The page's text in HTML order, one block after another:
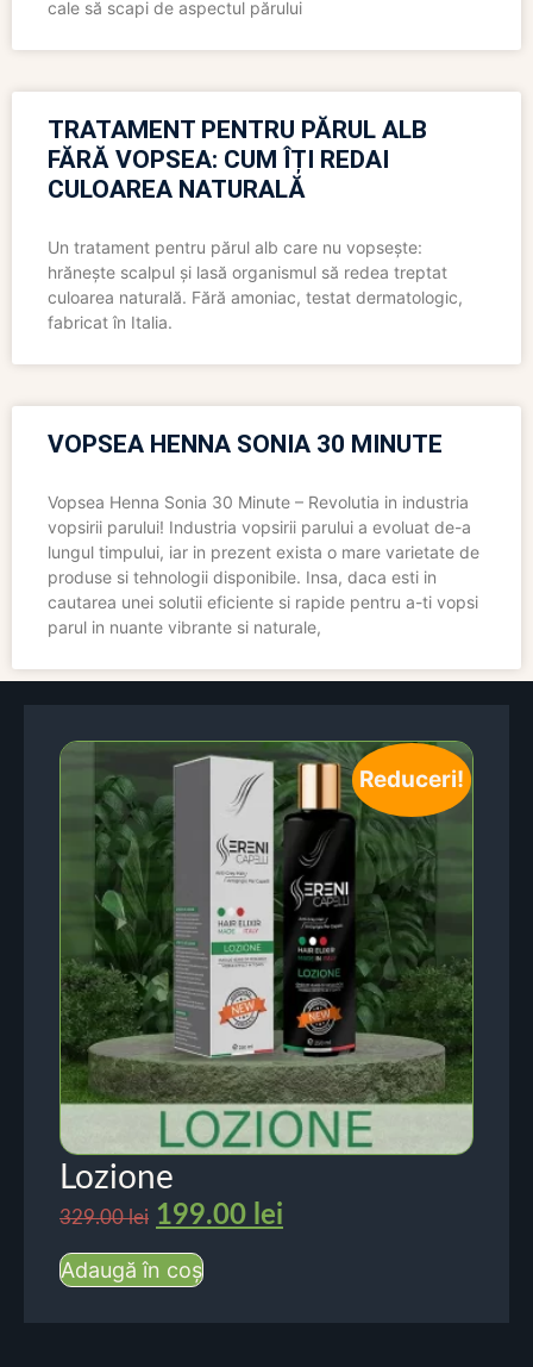
cale să scapi de aspectul părului
TRATAMENT PENTRU PĂRUL ALB
FĂRĂ VOPSEA: CUM ÎȚI REDAI
CULOAREA NATURALĂ
Un tratament pentru părul alb care nu vopsește:
hrănește scalpul și lasă organismul să redea treptat
culoarea naturală. Fără amoniac, testat dermatologic,
fabricat în Italia.
VOPSEA HENNA SONIA 30 MINUTE
Vopsea Henna Sonia 30 Minute – Revolutia in industria
vopsirii parului! Industria vopsirii parului a evoluat de-a
lungul timpului, iar in prezent exista o mare varietate de
produse si tehnologii disponibile. Insa, daca esti in
cautarea unei solutii eficiente si rapide pentru a-ti vopsi
parul in nuante vibrante si naturale,
Reduceri!
Lozione
329.00lei 199.00 lei
Adaugă în coș